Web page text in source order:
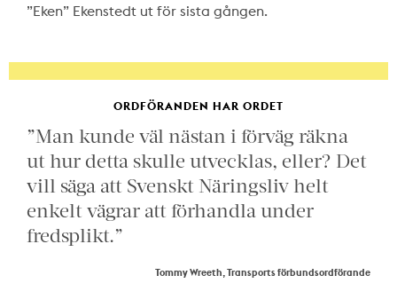
”Eken” Ekenstedt ut för sista gången.
ORDFÖRANDEN HAR ORDET
”Man kunde väl nästan i förväg räkna
ut hur detta skulle utvecklas, eller? Det
vill säga att Svenskt Näringsliv helt
enkelt vägrar att förhandla under
fredsplikt.”
Tommy Wreeth, Transports förbundsordförande